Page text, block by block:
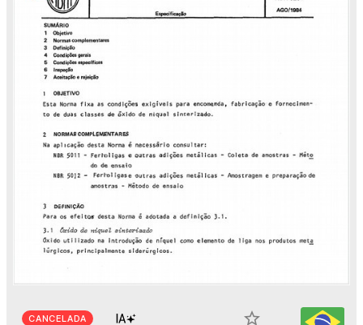
CANCELADA
star_border